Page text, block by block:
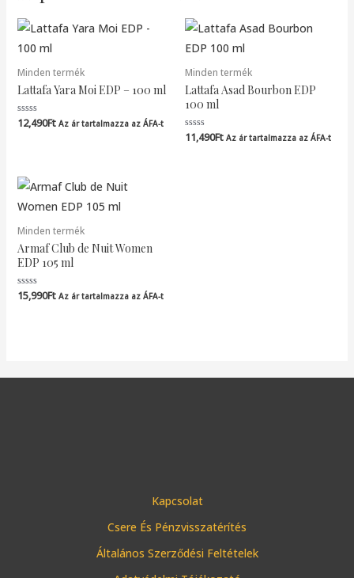
Minden termék
Lattafa Yara Moi EDP – 100 ml
Értékelés:
12,490Ft Az ár tartalmazza az ÁFA-t
Minden termék
Lattafa Asad Bourbon EDP
100 ml
Értékelés:
11,490Ft Az ár tartalmazza az ÁFA-t
Minden termék
Armaf Club de Nuit Women
EDP 105 ml
Értékelés:
15,990Ft Az ár tartalmazza az ÁFA-t
Kapcsolat
Csere És Pénzvisszatérítés
Általános Szerződési Feltételek